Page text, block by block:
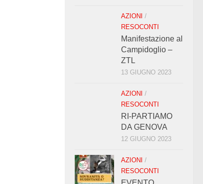
AZIONI /
RESOCONTI
Manifestazione al
Campidoglio –
ZTL
13 GIUGNO 2023
AZIONI /
RESOCONTI
RI-PARTIAMO
DA GENOVA
12 GIUGNO 2023
AZIONI /
RESOCONTI